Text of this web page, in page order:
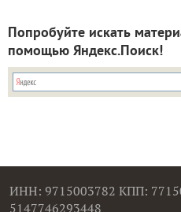
Попробуйте искать
помощью Яндекс.Поиск!
ИНН: 9715003782 КПП:
5147746293448